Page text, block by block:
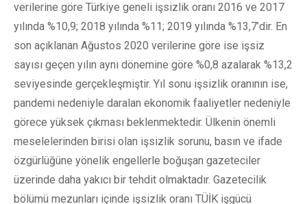
verilerine göre Türkiye geneli işsizlik oranı 2016 ve 2017
yılında %10,9; 2018 yılında %11; 2019 yılında %13,7’dir. En
son açıklanan Ağustos 2020 verilerine göre ise işsiz
sayısı geçen yılın aynı dönemine göre %0,8 azalarak %13,2
seviyesinde gerçekleşmiştir. Yıl sonu işsizlik oranının ise,
pandemi nedeniyle daralan ekonomik faaliyetler nedeniyle
görece yüksek çıkması beklenmektedir. Ülkenin önemli
meselelerinden birisi olan işsizlik sorunu, basın ve ifade
özgürlüğüne yönelik engellerle boğuşan gazeteciler
üzerinde daha yakıcı bir tehdit olmaktadır. Gazetecilik
bölümü mezunları içinde işsizlik oranı TÜİK işgücü